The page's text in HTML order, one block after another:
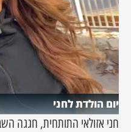
יום הולדת לחני
חני אזולאי התותחית, חגגה